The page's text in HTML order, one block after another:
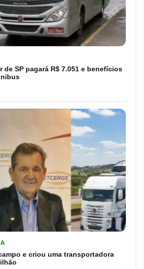
de SP pagará R$ 7.051 e benefícios
e criou uma transportadora